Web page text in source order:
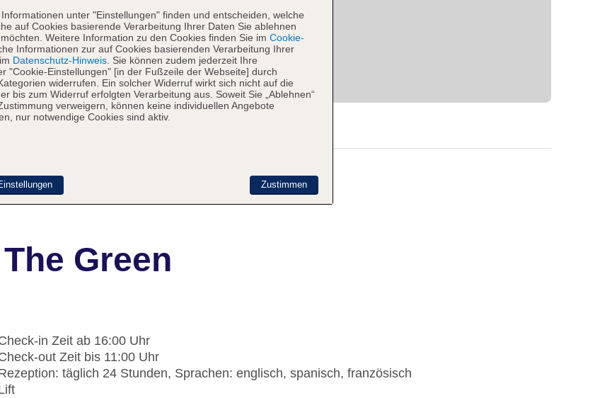
Green
in Zeit ab 16:00 Uhr
out Zeit bis 11:00 Uhr
täglich 24 Stunden, Sprachen: englisch, spanisch, französisch
unter "Einstellungen" finden und entscheiden, welche
auf Cookies basierende Verarbeitung Ihrer Daten Sie ablehnen
Weitere Information zu den Cookies finden Sie im Cookie-
Informationen zur auf Cookies basierenden Verarbeitung Ihrer
Datenschutz-Hinweis . Sie können zudem jederzeit Ihre
"Cookie-Einstellungen" [in der Fußzeile der Webseite] durch
widerrufen. Ein solcher Widerruf wirkt sich nicht auf die
bis zum Widerruf erfolgten Verarbeitung aus. Soweit Sie „Ablehnen“
verweigern, können keine individuellen Angebote
nur notwendige Cookies sind aktiv.
Zustimmen